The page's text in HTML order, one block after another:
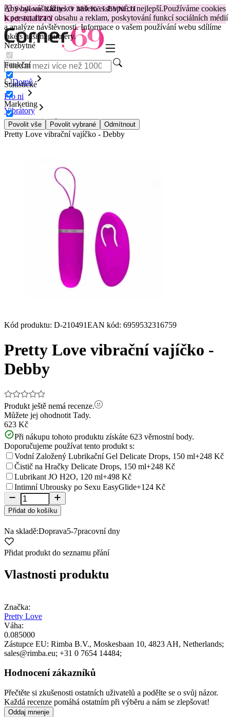
Aby byl váš zážitek v našem e-shopu co nejlepší.Používáme cookies
k personalizaci obsahu a reklam, poskytování funkcí sociálních médií
a analýze návštěvnosti. Informace o vašem používání webu sdílíme
také s našimi partnery.
Nezbytné
Funkční
Statistické
Marketing
Povolit vše Povolit vybrané Odmítnout
😽Svakom Klitty: O 380 Kč LEVNĚJI
Kód: KLITTY →
Domů
Pro ni
Vibrátory
Vibrační vejce
Pretty Love vibrační vajíčko - Debby
Kód produktu: D-210491EAN kód: 6959532316759
Pretty Love vibrační vajíčko -
Debby
Produkt ještě nemá recenze.
Můžete jej ohodnotit Tady.
623 Kč
Při nákupu tohoto produktu získáte 623 věrnostní body.
Doporučujeme používat tento produkt s:
Vodní Založený Lubrikační Gel Delicate Drops, 150 ml+248 Kč
Čistič na Hračky Delicate Drops, 150 ml+248 Kč
Lubrikant JO H2O, 120 ml+498 Kč
Intimní Ubrousky po Sexu EasyGlide+124 Kč
Přidat do košíku
Na skladě:Doprava5-7pracovní dny
Přidat produkt do seznamu přání
Vlastnosti produktu
Značka:
Pretty Love
Váha:
0.085000
Zástupce EU: Rimba B.V., Moskesbaan 10, 4823 AH, Netherlands;
sales@rimba.eu; +31 0 7654 14484;
Hodnocení zákazníků
Přečtěte si zkušenosti ostatních uživatelů a podělte se o svůj názor.
Každá recenze pomáhá ostatním při výběru a nám se zlepšovat!
Oddaj mnenje